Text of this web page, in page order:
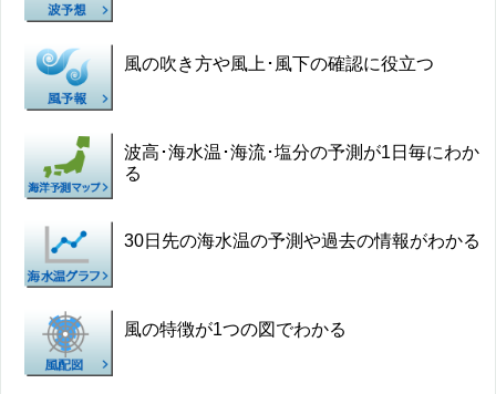
風の吹き方や風上･風下の確認に役立つ
波高･海水温･海流･塩分の予測が1日毎にわか
る
30日先の海水温の予測や過去の情報がわかる
風の特徴が1つの図でわかる